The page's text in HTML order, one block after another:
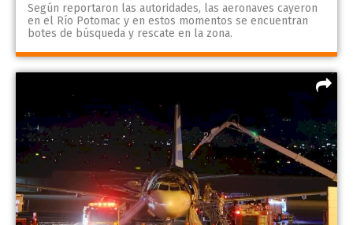
Según reportaron las autoridades, las aeronaves cayeron
en el Río Potomac y en estos momentos se encuentran
botes de búsqueda y rescate en la zona.